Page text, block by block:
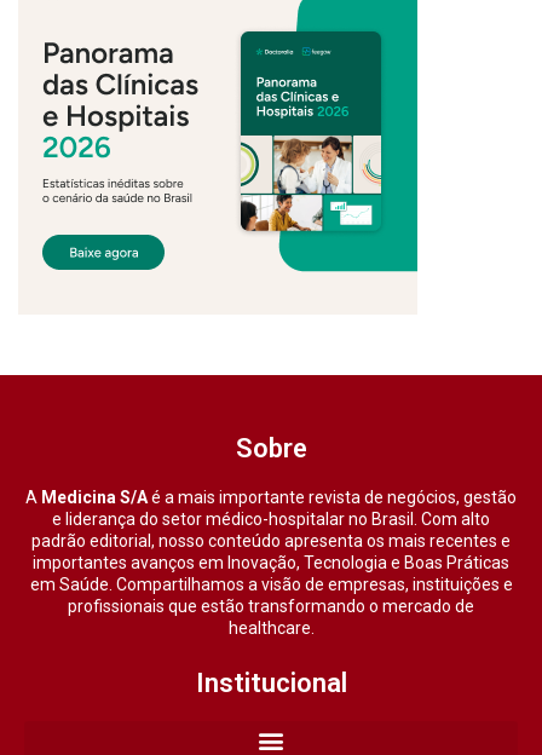
Sobre
A Medicina S/Aé a mais importante revista de negócios, gestão
e liderança do setor médico-hospitalar no Brasil. Com alto
padrão editorial, nosso conteúdo apresenta os mais recentes e
importantes avanços em Inovação, Tecnologia e Boas Práticas
em Saúde. Compartilhamos a visão de empresas, instituições e
profissionais que estão transformando o mercado de
healthcare.
Institucional